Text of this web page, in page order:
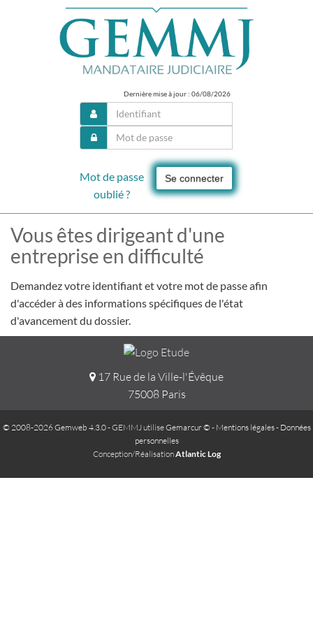
Dernière mise à jour : 06/08/2026
Se connecter
Mot de passe
oublié ?
Vous êtes dirigeant d'une
entreprise en difficulté
Demandez votre identifiant et votre mot de passe afin
d'accéder à des informations spécifiques de l'état
d'avancement du dossier.
17 Rue de la Ville-l'Évêque
75008 Paris
© 2008-2026 Gemweb 4.3.0- GEMMJ utiliseGemarcur © - Mentions légales- Données
personnelles
Conception/RéalisationAtlantic Log